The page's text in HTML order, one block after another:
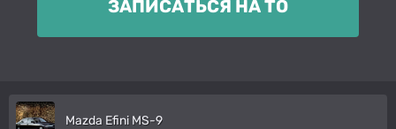
ЗАПИСАТЬСЯ НА ТО
Mazda Efini MS-9